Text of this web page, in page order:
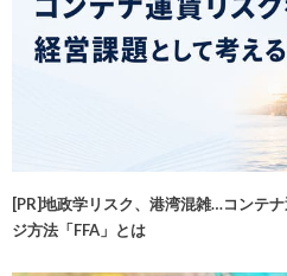
[PR]地政学リスク、港湾混雑…コンテ
ジ方法「FFA」とは